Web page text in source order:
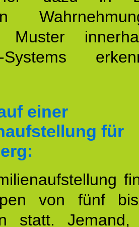
Muster
Systems
einer
für
von fünf
statt.